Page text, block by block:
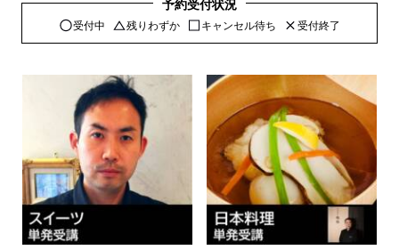
予約受付状況
受付中 残りわずか キャンセル待ち 受付終了